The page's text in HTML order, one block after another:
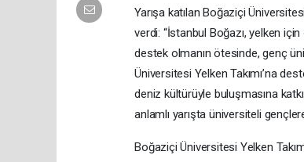
Yarışa katılan Boğaziçi
verdi: “İstanbul Boğazı, yelken
destek olmanın ötesinde, genç
Üniversitesi Yelken Takımı’na
deniz kültürüyle buluşmasına
anlamlı yarışta üniversiteli
Boğaziçi Üniversitesi Yelken